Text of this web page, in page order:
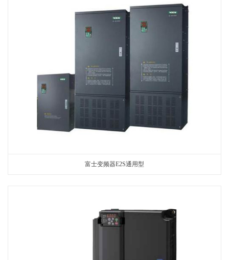
富士变频器E2S通用型